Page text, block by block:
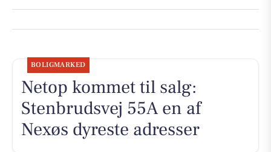
BOLIGMARKED
Netop kommet til salg:
Stenbrudsvej 55A en af
Nexøs dyreste adresser